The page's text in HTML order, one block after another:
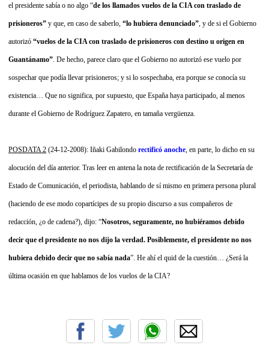
el presidente sabía o no algo “de los llamados vuelos de la CIA con traslado de
prisioneros” y que, en caso de saberlo, “lo hubiera denunciado” , y de si el Gobierno
autorizó “vuelos de la CIA con traslado de prisioneros con destino u origen en
Guantánamo” . De hecho, parece claro que el Gobierno no autorizó ese vuelo por
sospechar que podía llevar prisioneros; y si lo sospechaba, era porque se conocía su
existencia… Que no significa, por supuesto, que España haya participado, al menos
durante el Gobierno de Rodríguez Zapatero, en tamaña vergüenza.
POSDATA 2 (24-12-2008): Iñaki Gabilondo rectificó anoche , en parte, lo dicho en su
alocución del día anterior. Tras leer en antena la nota de rectificación de la Secretaría de
Estado de Comunicación, el periodista, hablando de sí mismo en primera persona plural
(haciendo de ese modo copartícipes de su propio discurso a sus compañeros de
redacción, ¿o de cadena?), dijo: “Nosotros, seguramente, no hubiéramos debido
decir que el presidente no nos dijo la verdad. Posiblemente, el presidente no nos
hubiera debido decir que no sabía nada”. He ahí el quid de la cuestión… ¿Será la
última ocasión en que hablamos de los vuelos de la CIA?